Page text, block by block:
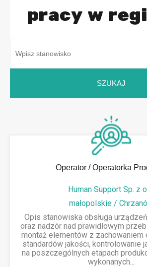
pracy w
Operator / Operatorka
Human Support Sp. z
małopolskie /
Opis stanowiska obsługa
oraz nadzór nad prawidłowym
montaż elementów z zachowaniem
standardów jakości, kontrolowanie
na poszczególnych etapach
wykonanych...